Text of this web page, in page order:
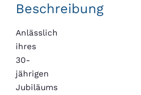
Beschreibung
Anlässlich
ihres
30-
jährigen
Jubiläums